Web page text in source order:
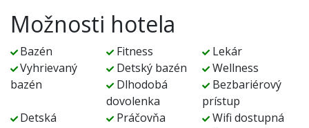
Možnosti hotela
Bazén Fitness
Lekár
Vyhrievaný
bazén
Detský bazén
Wellness
Dlhodobá
dovolenka
Bezbariérový
prístup
Detská
Práčovňa
Wifi dostupná